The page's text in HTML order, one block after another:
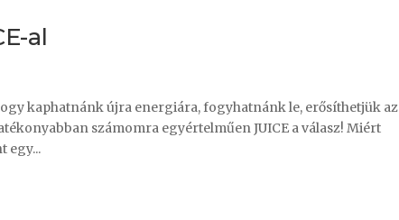
al
kaphatnánk újra energiára, fogyhatnánk le, erősíthetjük az
számomra egyértelműen JUICE a válasz! Miért
egy...